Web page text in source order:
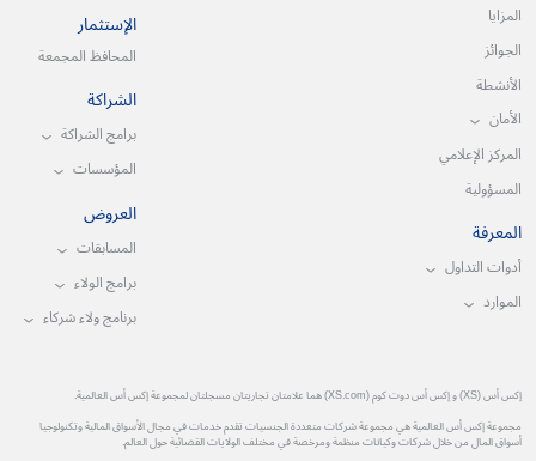
المزايا
الجوائز
الأنشطة
الأمان
المركز الإعلامي
المسؤولية
المعرفة
أدوات التداول
الموارد
الإستثمار
المحافظ المجمعة
الشراكة
برامج الشراكة
المؤسسات
العروض
المسابقات
برامج الولاء
برنامج ولاء شركاء
إكس أس (XS) و إكس أس دوت كوم (XS.com) هما علامتان تجاريتان مسجلتان لمجموعة إكس أس العالمية.
مجموعة إكس أس العالمية هي مجموعة شركات متعددة الجنسيات تقدم خدمات في مجال الأسواق المالية وتكنولوجيا
أسواق المال من خلال شركات وكيانات منظمة ومرخصة في مختلف الولايات القضائية حول العالم.